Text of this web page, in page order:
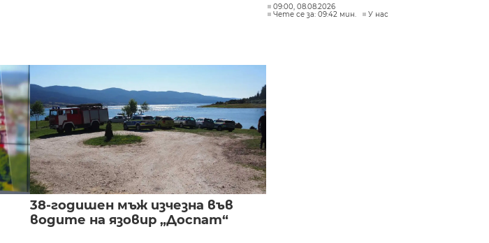
38-годишен мъж изчезна във
водите на язовир „Доспат“
09:00, 08.08.2026
Чете се за: 09:42 мин.
У нас